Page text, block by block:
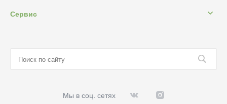
Сервис
Мы в соц. сетях